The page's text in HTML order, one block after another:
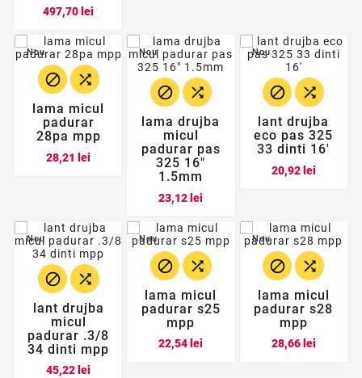
497,70 lei
Nou
 
lama micul
padurar
28pa mpp
28,21 lei
Nou
 
lama drujba
micul
padurar pas
325 16"
1.5mm
23,12 lei
Nou
 
lant drujba
eco pas 325
33 dinti 16'
20,92 leiPret
Nou
 
lant drujba
micul
padurar .3/8
34 dinti mpp
45,22 lei
Nou
 
lama micul
padurar s25
mpp
22,54 lei
Nou
 
lama micul
padurar s28
mpp
28,66 leiPret